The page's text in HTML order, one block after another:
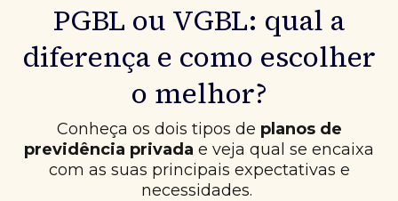
PGBL ou VGBL: qual a
diferença e como escolher
o melhor?
Conheça os dois tipos de planos de
previdência privada e veja qual se encaixa
com as suas principais expectativas e
necessidades.